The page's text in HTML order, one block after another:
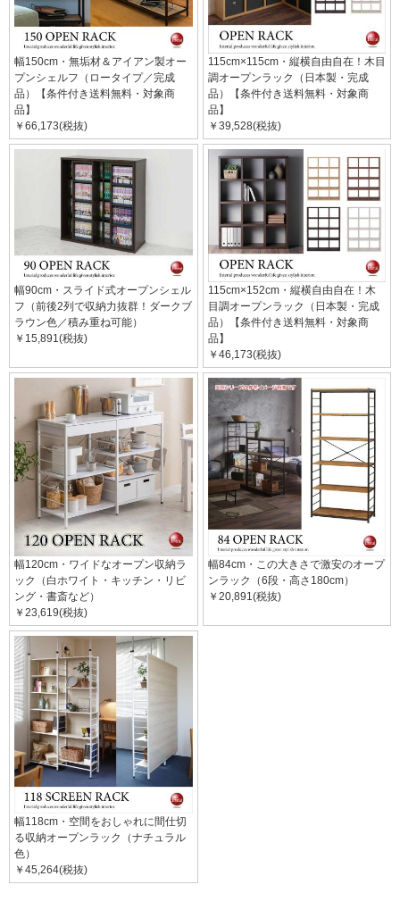
幅150cm・無垢材＆アイアン製オー
プンシェルフ（ロータイプ／完成
品）【条件付き送料無料・対象商
品】
￥66,173(税抜)
115cm×115cm・縦横自由自在！木目
調オープンラック（日本製・完成
品）【条件付き送料無料・対象商
品】
￥39,528(税抜)
幅90cm・スライド式オープンシェル
フ（前後2列で収納力抜群！ダークブ
ラウン色／積み重ね可能）
￥15,891(税抜)
115cm×152cm・縦横自由自在！木
目調オープンラック（日本製・完成
品）【条件付き送料無料・対象商
品】
￥46,173(税抜)
幅120cm・ワイドなオープン収納ラ
ック（白ホワイト・キッチン・リビ
ング・書斎など）
￥23,619(税抜)
幅84cm・この大きさで激安のオープ
ンラック（6段・高さ180cm）
￥20,891(税抜)
幅118cm・空間をおしゃれに間仕切
る収納オープンラック（ナチュラル
色）
￥45,264(税抜)